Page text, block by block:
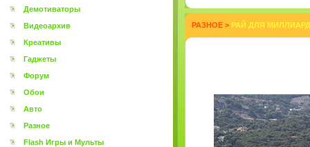
Демотиваторы
Видеоархив
Креативы
Гаджеты
Форум
Обои
Авто
Разное
Flash Игры и Мульты
РАЗНОЕ > РАЙ ДЛЯ